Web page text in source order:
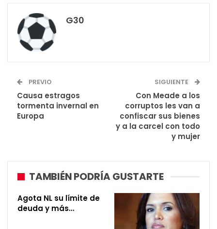
G30
PREVIO
Causa estragos
tormenta invernal en
Europa
SIGUIENTE
Con Meade a los
corruptos les van a
confiscar sus bienes
y a la carcel con todo
y mujer
TAMBIÉN PODRÍA GUSTARTE
Agota NL su límite de
deuda y más…